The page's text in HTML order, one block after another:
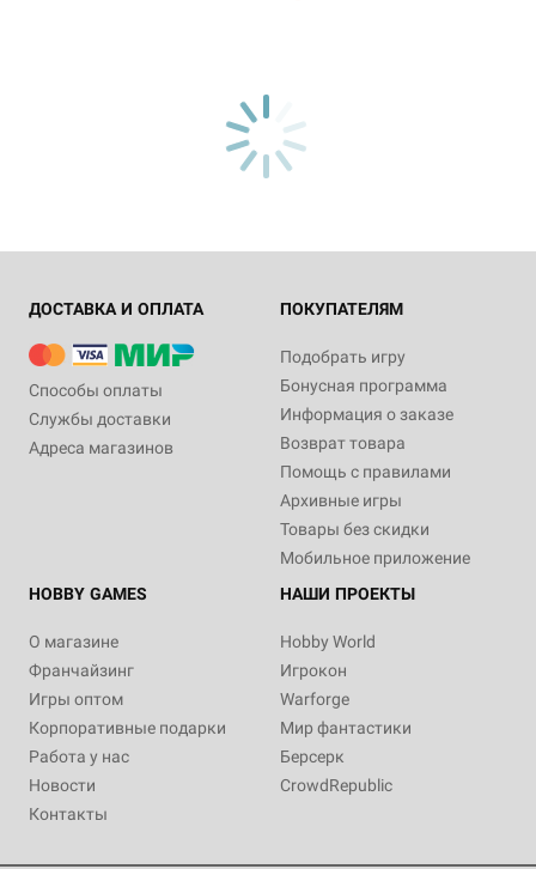
ДОСТАВКА И ОПЛАТА
Способы оплаты
Службы доставки
Адреса магазинов
ПОКУПАТЕЛЯМ
Подобрать игру
Бонусная программа
Информация о заказе
Возврат товара
Помощь с правилами
Архивные игры
Товары без скидки
Мобильное приложение
HOBBY GAMES
О магазине
Франчайзинг
Игры оптом
Корпоративные подарки
Работа у нас
Новости
Контакты
НАШИ ПРОЕКТЫ
Hobby World
Игрокон
Warforge
Мир фантастики
Берсерк
CrowdRepublic